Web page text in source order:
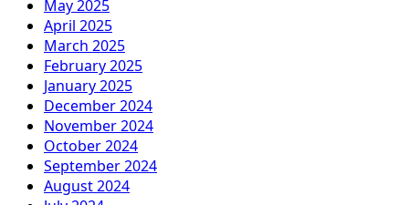
May 2025
April 2025
March 2025
February 2025
January 2025
December 2024
November 2024
October 2024
September 2024
August 2024